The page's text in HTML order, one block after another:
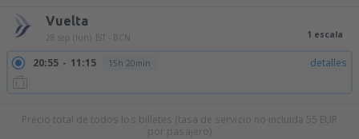
Vuelta
28 sep (lun) IST - BCN 1 escala
20:55 11:15 15h 20min detalles
Precio total de todos los billetes (tasa de servicio no incluida 55 EUR
por pasajero)